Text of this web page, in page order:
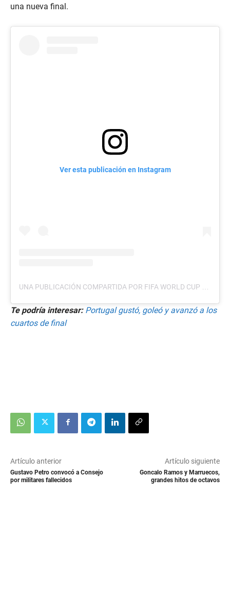
una nueva final.
Ver esta publicación en Instagram
Te podría interesar: Portugal gustó, goleó y avanzó a los
cuartos de final
Artículo anterior
Gustavo Petro convocó a Consejo
por militares fallecidos
Artículo siguiente
Goncalo Ramos y Marruecos,
grandes hitos de octavos